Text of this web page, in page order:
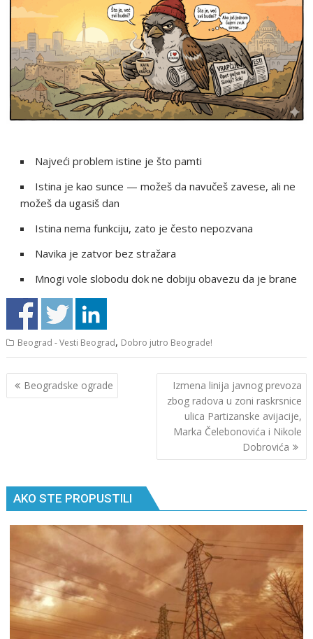
Najveći problem istine je što pamti
Istina je kao sunce — možeš da navučeš zavese, ali ne
možeš da ugasiš dan
Istina nema funkciju, zato je često nepozvana
Navika je zatvor bez stražara
Mnogi vole slobodu dok ne dobiju obavezu da je brane
Beograd - Vesti Beograd, Dobro jutro Beograde!
Кретање
чланка
Beogradske ograde
Izmena linija javnog prevoza
zbog radova u zoni raskrsnice
ulica Partizanske avijacije,
Marka Čelebonovića i Nikole
Dobrovića
AKO STE PROPUSTILI